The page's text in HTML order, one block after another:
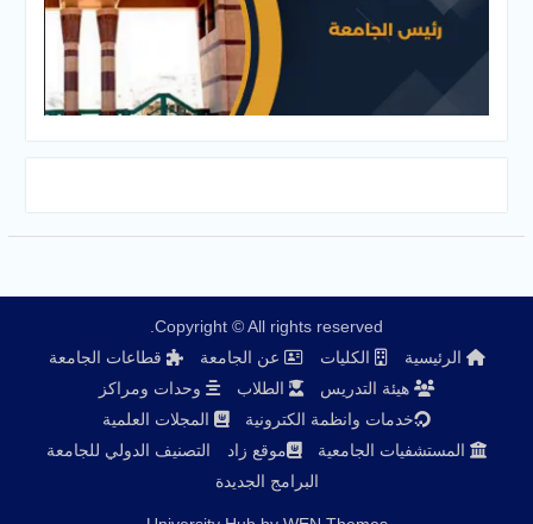
Copyright © All rights reserved.
الرئيسية
الكليات عن الجامعة
قطاعات الجامعة
هيئة التدريس
الطلاب
وحدات ومراكز
خدمات وانظمة الكترونية
المجلات العلمية
المستشفيات الجامعية
موقع زاد
التصنيف الدولي للجامعة
البرامج الجديدة